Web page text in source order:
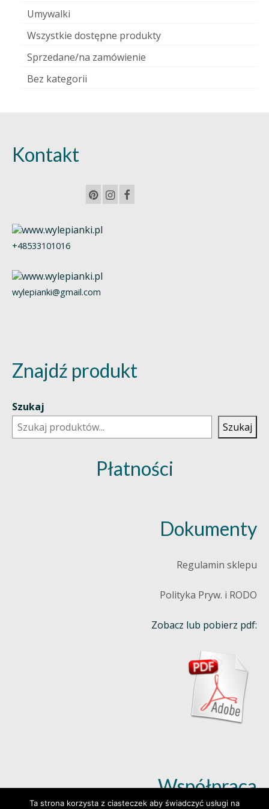
Umywalki
Wszystkie dostępne produkty
Sprzedane/na zamówienie
Bez kategorii
Kontakt
+48533101016
wylepianki@gmail.com
Znajdź produkt
Szukaj
Szukaj
Płatności
Dokumenty
Regulamin sklepu
Polityka Pryw. i RODO
Zobacz lub pobierz pdf:
Współpraca
Ta strona korzysta z ciasteczek aby świadczyć usługi na